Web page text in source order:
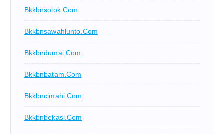
Bkkbnsolok.com
Bkkbnsawahlunto.com
Bkkbndumai.com
Bkkbnbatam.com
Bkkbncimahi.com
Bkkbnbekasi.com